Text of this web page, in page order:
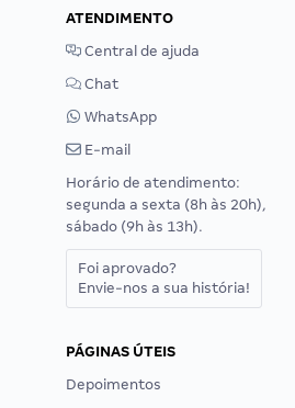
ATENDIMENTO
Central de ajuda
Chat
WhatsApp
E-mail
Horário de atendimento:
segunda a sexta (8h às 20h),
sábado (9h às 13h).
Foi aprovado?
Envie-nos a sua história!
PÁGINAS ÚTEIS
Depoimentos